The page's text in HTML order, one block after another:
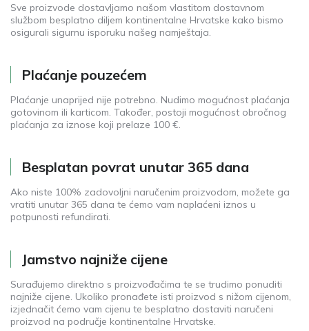
Sve proizvode dostavljamo našom vlastitom dostavnom
službom besplatno diljem kontinentalne Hrvatske kako bismo
osigurali sigurnu isporuku našeg namještaja.
Plaćanje pouzećem
Plaćanje unaprijed nije potrebno. Nudimo mogućnost plaćanja
gotovinom ili karticom. Također, postoji mogućnost obročnog
plaćanja za iznose koji prelaze 100 €.
Besplatan povrat unutar 365 dana
Ako niste 100% zadovoljni naručenim proizvodom, možete ga
vratiti unutar 365 dana te ćemo vam naplaćeni iznos u
potpunosti refundirati.
Jamstvo najniže cijene
Surađujemo direktno s proizvođačima te se trudimo ponuditi
najniže cijene. Ukoliko pronađete isti proizvod s nižom cijenom,
izjednačit ćemo vam cijenu te besplatno dostaviti naručeni
proizvod na područje kontinentalne Hrvatske.